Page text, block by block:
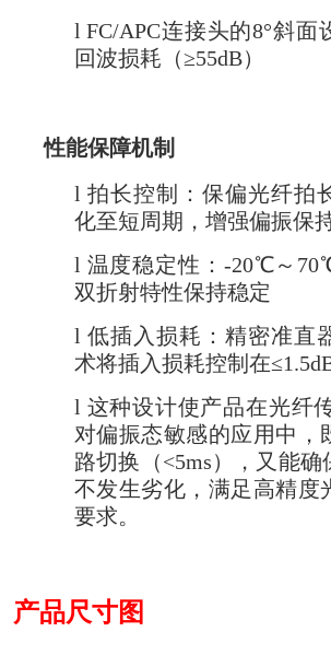
l FC/APC连接头的8°斜面
回波损耗（≥55dB）
性能保障机制
l 拍长控制：保偏光纤拍
化至短周期，增强偏振保
l 温度稳定性：-20℃～
双折射特性保持稳定
l 低插入损耗：精密准直
术将插入损耗控制在
l 这种设计使产品在光纤
对偏振态敏感的应用中，
路切换（<5ms），又能
不发生劣化，满足高精度
要求。
产品尺寸图